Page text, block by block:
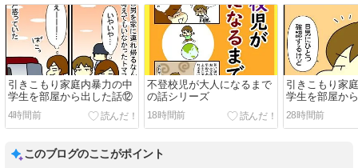
引きこもり家庭内暴力の中
学生を部屋から出した話⑫
4時間前
不登校児が大人になるまで
の話シリーズ
18時間前
引きこもり家
学生を部屋か
28時間前
このブログのここがポイント